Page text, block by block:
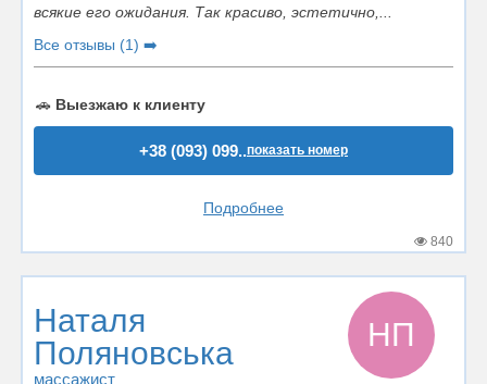
всякие его ожидания. Так красиво, эстетично,...
Все отзывы (1) ➡️
🚗 Выезжаю к клиенту
+38 (093) 099..показать номер
Подробнее
840
Наталя
Поляновська
массажист
НП